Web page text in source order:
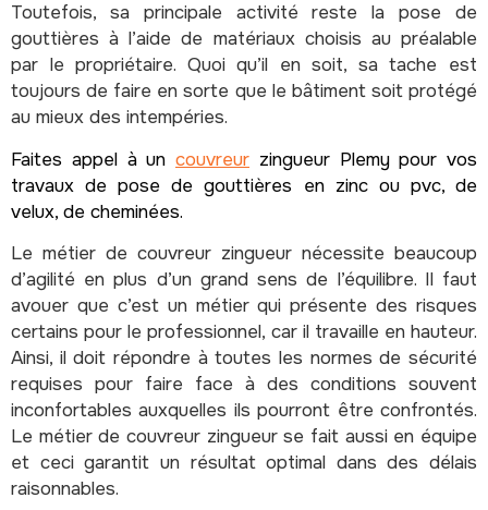
Toutefois, sa principale activité reste la pose de
gouttières à l’aide de matériaux choisis au préalable
par le propriétaire. Quoi qu’il en soit, sa tache est
toujours de faire en sorte que le bâtiment soit protégé
au mieux des intempéries.
Faites appel à un couvreur zingueur Plemy pour vos
travaux de pose de gouttières en zinc ou pvc, de
velux, de cheminées.
Le métier de couvreur zingueur nécessite beaucoup
d’agilité en plus d’un grand sens de l’équilibre. Il faut
avouer que c’est un métier qui présente des risques
certains pour le professionnel, car il travaille en hauteur.
Ainsi, il doit répondre à toutes les normes de sécurité
requises pour faire face à des conditions souvent
inconfortables auxquelles ils pourront être confrontés.
Le métier de couvreur zingueur se fait aussi en équipe
et ceci garantit un résultat optimal dans des délais
raisonnables.